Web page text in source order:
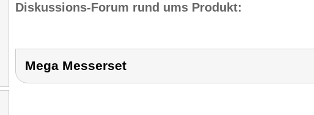
Diskussions-Forum rund ums Produkt:
Mega Messerset